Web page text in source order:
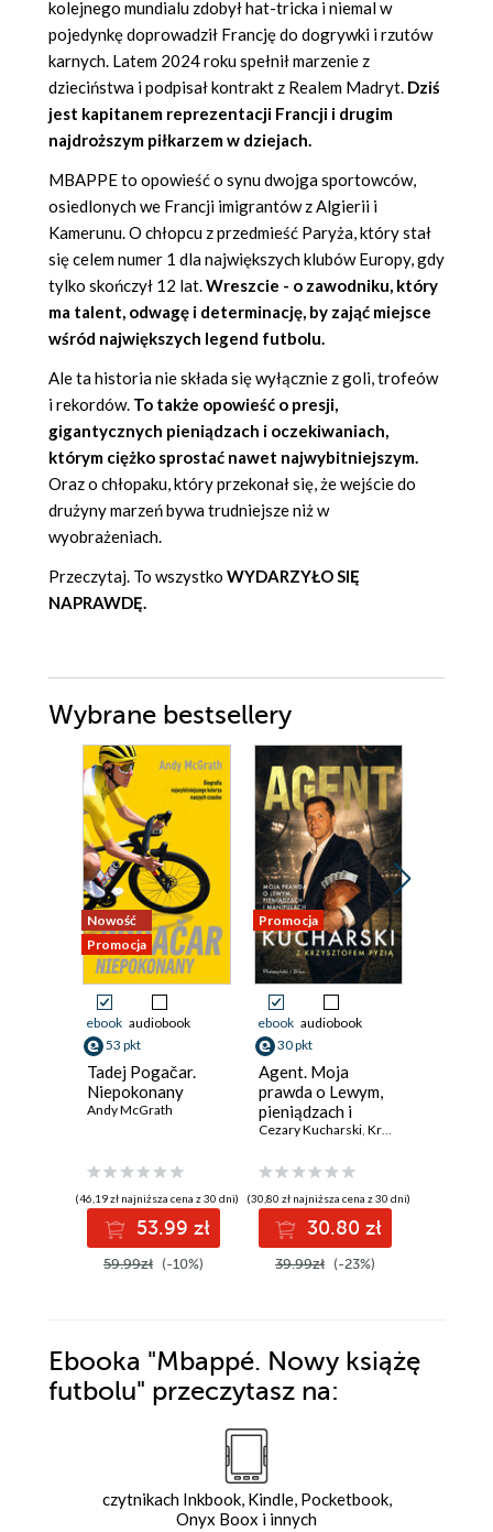
kolejnego mundialu zdobył hat-tricka i niemal w
pojedynkę doprowadził Francję do dogrywki i rzutów
karnych. Latem 2024 roku spełnił marzenie z
dzieciństwa i podpisał kontrakt z Realem Madryt. Dziś
jest kapitanem reprezentacji Francji i drugim
najdroższym piłkarzem w dziejach.
MBAPPE to opowieść o synu dwojga sportowców,
osiedlonych we Francji imigrantów z Algierii i
Kamerunu. O chłopcu z przedmieść Paryża, który stał
się celem numer 1 dla największych klubów Europy, gdy
tylko skończył 12 lat.Wreszcie - o zawodniku, który
ma talent, odwagę i determinację, by zająć miejsce
wśród największych legend futbolu.
Ale ta historia nie składa się wyłącznie z goli, trofeów
i rekordów. To także opowieść o presji,
gigantycznych pieniądzach i oczekiwaniach,
którym ciężko sprostać nawet najwybitniejszym.
Oraz o chłopaku, który przekonał się, że wejście do
drużyny marzeń bywa trudniejsze niż w
wyobrażeniach.
Przeczytaj. To wszystko WYDARZYŁO SIĘ
NAPRAWDĘ.
Wybrane bestsellery
Nowość
Promocja
ebook audiobook
53 pkt
Tadej Pogačar.
Niepokonany
Andy McGrath
(46,19 zł najniższa cena z 30 dni)
53.99 zł
59.99zł (-10%)
Promocja
ebook audiobook
30 pkt
Agent. Moja
prawda o Lewym,
pieniądzach i
manipulacji
Cezary Kucharski Krzysztof Pyzia
(30,80 zł najniższa cena z 30 dni)
30.80 zł
39.99zł (-23%)
Ebooka "Mbappé. Nowy książę
futbolu" przeczytasz na:
czytnikach Inkbook, Kindle, Pocketbook,
Onyx Boox i innych